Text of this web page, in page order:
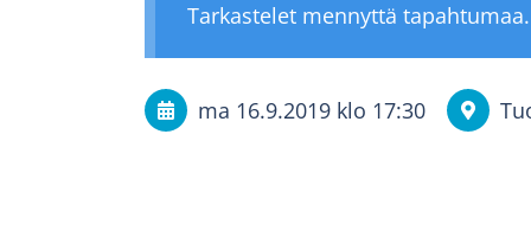
Tarkastelet mennyttä tapahtumaa.
ma 16.9.2019 klo 17:30